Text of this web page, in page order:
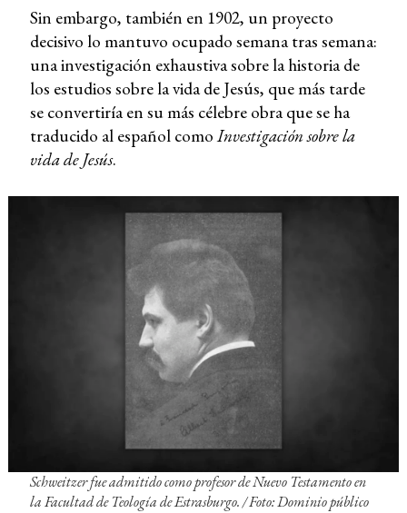
Sin embargo, también en 1902, un proyecto
decisivo lo mantuvo ocupado semana tras semana:
una investigación exhaustiva sobre la historia de
los estudios sobre la vida de Jesús, que más tarde
se convertiría en su más célebre obra que se ha
traducido al español comoInvestigación sobre la
vida de Jesús.
Schweitzer fue admitido como profesor de Nuevo Testamento en
la Facultad de Teología de Estrasburgo. / Foto: Dominio público